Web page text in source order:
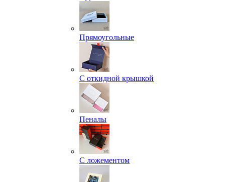
Прямоугольные
С откидной крышкой
Пеналы
С ложементом